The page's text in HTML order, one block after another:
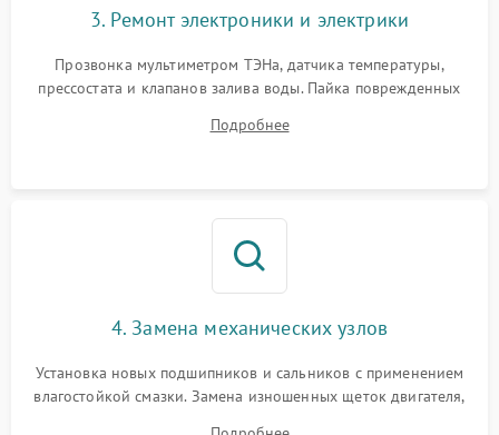
3. Ремонт электроники и электрики
Прозвонка мультиметром ТЭНа, датчика температуры,
прессостата и клапанов залива воды. Пайка поврежденных
Восстановление целостности проводки и контактов.
Подробнее
4. Замена механических узлов
Установка новых подшипников и сальников с применением
влагостойкой смазки. Замена изношенных щеток двигателя,